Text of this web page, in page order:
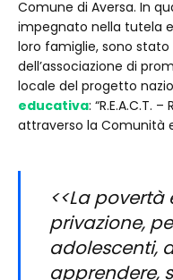
Comune di Aversa. In
impegnato nella tutela
loro famiglie, sono
dell’associazione di
locale del progetto
educativa: “R.E.A.C.T.
attraverso la Comunità
<<La
privazione,
adolescenti,
apprendere,